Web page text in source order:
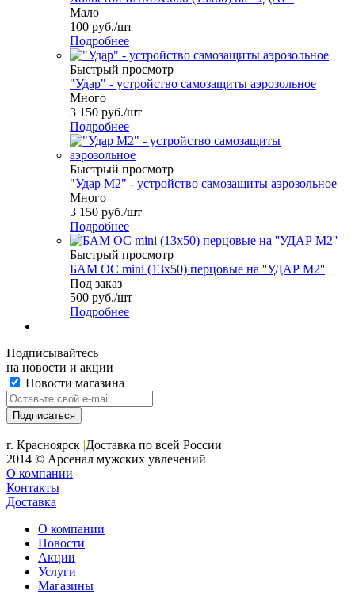
Мало
100 руб./шт
Подробнее
Быстрый просмотр
"Удар" - устройство самозащиты аэрозольное
Много
3 150 руб./шт
Подробнее
Быстрый просмотр
"Удар М2" - устройство самозащиты аэрозольное
Много
3 150 руб./шт
Подробнее
Быстрый просмотр
БАМ ОС mini (13х50) перцовые на ''УДАР М2''
Под заказ
500 руб./шт
Подробнее
Подписывайтесь
на новости и акции
Новости магазина
г. Красноярск |Доставка по всей России
2014 © Арсенал мужских увлечений
О компании
Контакты
Доставка
О компании
Новости
Акции
Услуги
Магазины